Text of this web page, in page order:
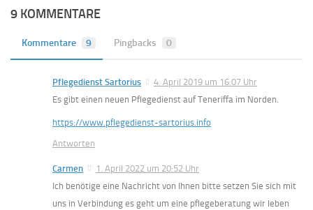
9 KOMMENTARE
Kommentare 9 Pingbacks 0
Pflegedienst Sartorius
4. April 2019 um 16:07 Uhr
Es gibt einen neuen Pflegedienst auf Teneriffa im Norden.
https://www.pflegedienst-sartorius.info
Antworten
Carmen
1. April 2022 um 20:52 Uhr
Ich benötige eine Nachricht von Ihnen bitte setzen Sie sich mit
uns in Verbindung es geht um eine pflegeberatung wir leben